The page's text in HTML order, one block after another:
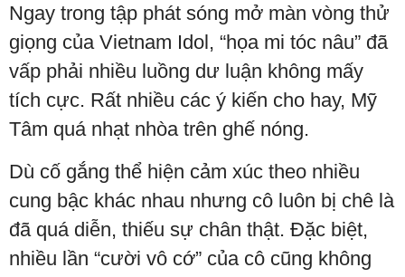
Ngay trong tập phát sóng mở màn vòng thử
giọng của Vietnam Idol, “họa mi tóc nâu” đã
vấp phải nhiều luồng dư luận không mấy
tích cực. Rất nhiều các ý kiến cho hay, Mỹ
Tâm quá nhạt nhòa trên ghế nóng.
Dù cố gắng thể hiện cảm xúc theo nhiều
cung bậc khác nhau nhưng cô luôn bị chê là
đã quá diễn, thiếu sự chân thật. Đặc biệt,
nhiều lần “cười vô cớ” của cô cũng không